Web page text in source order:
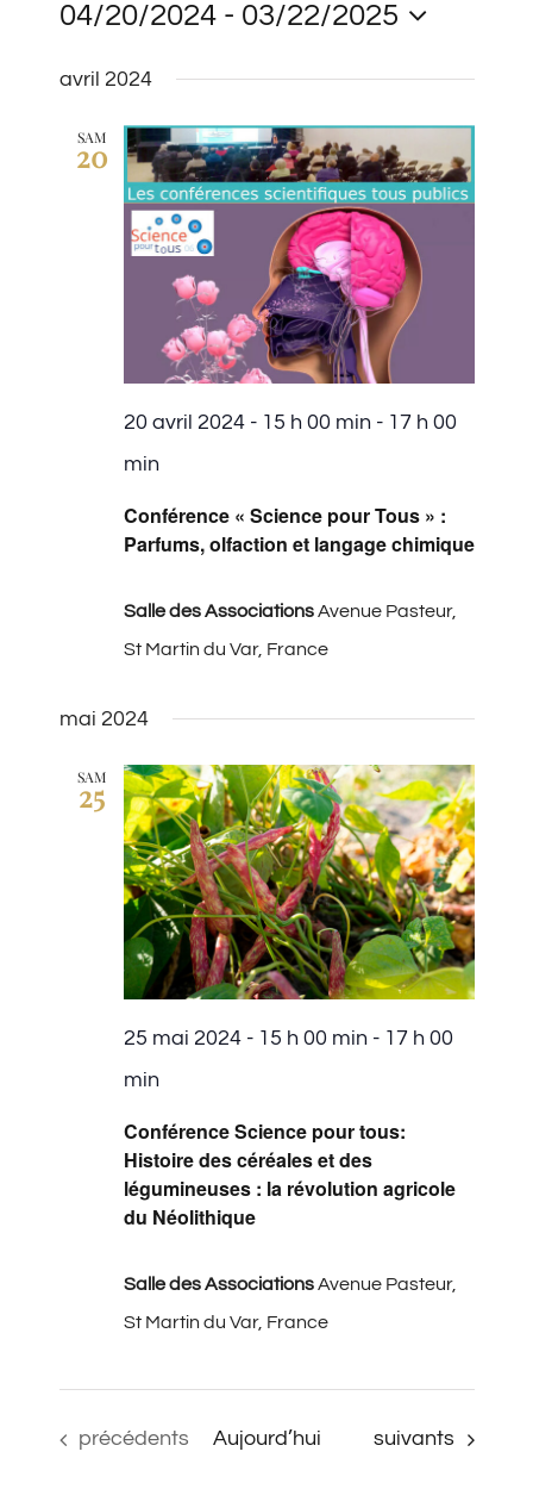
de
vues
04/20/2024 - 03/22/2025
Sélectionnez
une
avril 2024
SAM
20
Conférence « Science pour Tous » :
Parfums, olfaction et langage chimique
20 avril 2024 - 15 h 00 min- 17 h 00
min
Salle des AssociationsAvenue Pasteur,
St Martin du Var, France
mai 2024
SAM
25
Conférence Science pour tous:
Histoire des céréales et des
légumineuses : la révolution agricole
du Néolithique
25 mai 2024 - 15 h 00 min- 17 h 00
min
Salle des AssociationsAvenue Pasteur,
St Martin du Var, France
Évènements
précédents Aujourd’hui Évènements
suivants